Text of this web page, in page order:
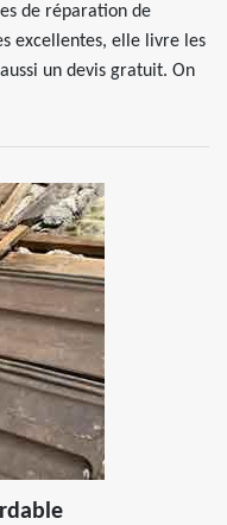
de réparation de
excellentes, elle livre les
un devis gratuit. On